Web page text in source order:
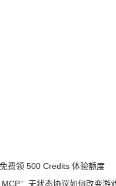
费领 500 Credits 体验额度
：无状态协议如何改变游